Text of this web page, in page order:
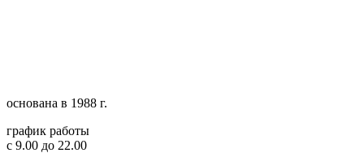
основана в 1988 г.
график работы
с 9.00 до 22.00